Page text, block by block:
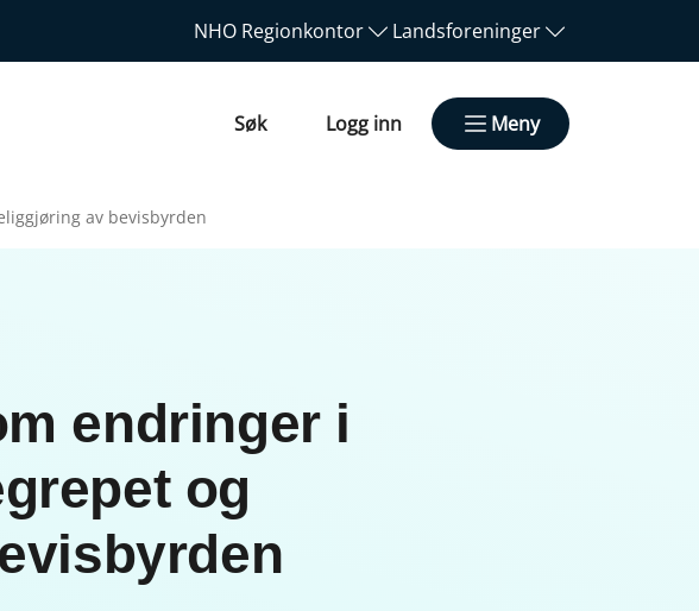
NHO Regionkontor Landsforeninger
Søk Logg inn Meny
av bevisbyrden
endringer i
og